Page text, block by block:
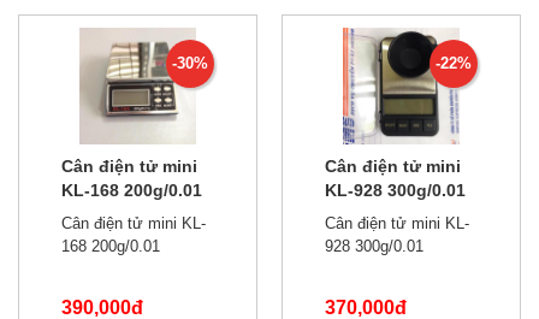
-30%
Cân điện tử mini
KL-168 200g/0.01
Cân điện tử mini KL-
168 200g/0.01
390,000đ
-22%
Cân điện tử mini
KL-928 300g/0.01
Cân điện tử mini KL-
928 300g/0.01
370,000đ